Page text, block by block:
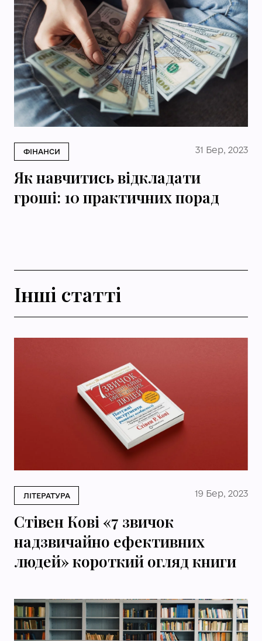
ФІНАНСИ 31 Бер, 2023
Як навчитись відкладати
гроші: 10 практичних порад
Інші статті
ЛІТЕРАТУРА 19 Бер, 2023
Стівен Кові «‎‎7 звичок
надзвичайно ефективних
людей» короткий огляд книги